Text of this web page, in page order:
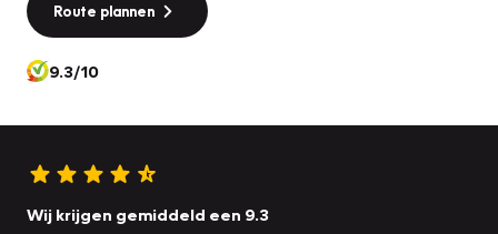
Route plannen
9.3/10
Wij krijgen gemiddeld een 9.3